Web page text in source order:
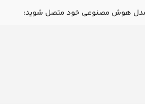
مدل هوش مصنوعی خود متصل شوید: